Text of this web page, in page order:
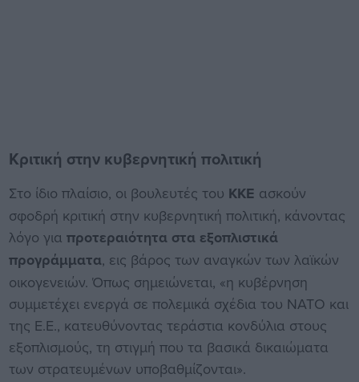
Κριτική στην κυβερνητική πολιτική
Στο ίδιο πλαίσιο, οι βουλευτές του ΚΚΕ ασκούν
σφοδρή κριτική στην κυβερνητική πολιτική, κάνοντας
λόγο για προτεραιότητα στα εξοπλιστικά
προγράμματα, εις βάρος των αναγκών των λαϊκών
οικογενειών. Όπως σημειώνεται, «η κυβέρνηση
συμμετέχει ενεργά σε πολεμικά σχέδια του ΝΑΤΟ και
της Ε.Ε., κατευθύνοντας τεράστια κονδύλια στους
εξοπλισμούς, τη στιγμή που τα βασικά δικαιώματα
των στρατευμένων υποβαθμίζονται».